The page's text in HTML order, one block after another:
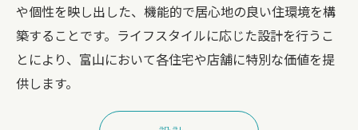
や個性を映し出した、機能的で居心地の良い住環境を構
築することです。ライフスタイルに応じた設計を行うこ
とにより、富山において各住宅や店舗に特別な価値を提
供します。